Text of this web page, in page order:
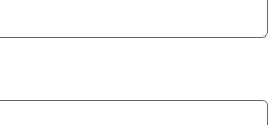
Amortecedores